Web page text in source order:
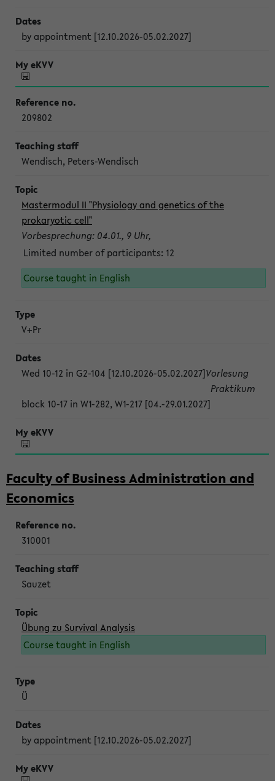
by appointment [12.10.2026-05.02.2027]
209802
Wendisch, Peters-Wendisch
Mastermodul II "Physiology and genetics of the
prokaryotic cell"
Vorbesprechung: 04.01., 9 Uhr,
Limited number of participants: 12
Course taught in English
V+Pr
Wed 10-12 in G2-104 [12.10.2026-05.02.2027]Vorlesung
block 10-17 in W1-282, W1-217 [04.-29.01.2027]
Praktikum
Faculty of Business Administration and
Economics
310001
Sauzet
Übung zu Survival Analysis
Course taught in English
Ü
by appointment [12.10.2026-05.02.2027]